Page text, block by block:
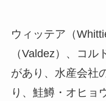
ウィッテア（
（Valdez）、コ
があり、水産会社
り、鮭鱒・オヒョ